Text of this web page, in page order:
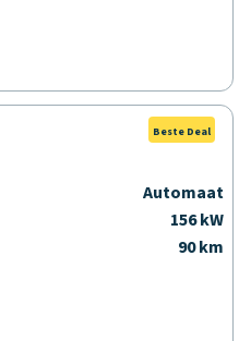
Beste Deal
Automaat
156 kW
90 km